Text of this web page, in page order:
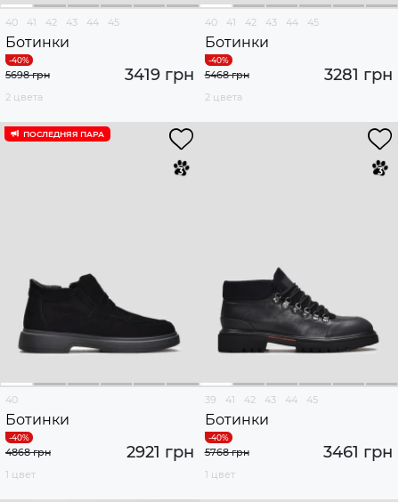
40 41 42 43 44 45
Ботинки
3419 грн
5698 грн
2 цвета
40 41 42 43 44 45
Ботинки
3281 грн
5468 грн
2 цвета
ПОСЛЕДНЯЯ ПАРА
40
Ботинки
2921 грн
4868 грн
1 цвет
39 41 42 43 44 45
Ботинки
3461 грн
5768 грн
1 цвет